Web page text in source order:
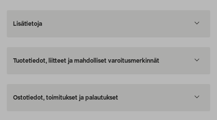
Lisätietoja
Tuotetiedot, liitteet ja mahdolliset varoitusmerkinnät
Ostotiedot, toimitukset ja palautukset